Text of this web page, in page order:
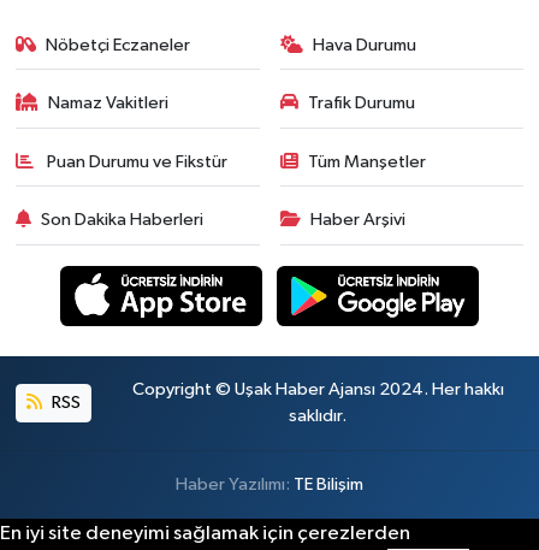
Nöbetçi Eczaneler Hava Durumu
Namaz Vakitleri Trafik Durumu
Puan Durumu ve Fikstür Tüm Manşetler
Son Dakika Haberleri Haber Arşivi
RSS
Copyright © Uşak Haber Ajansı 2024. Her hakkı
saklıdır.
Haber Yazılımı: TE Bilişim
En iyi site deneyimi sağlamak için çerezlerden